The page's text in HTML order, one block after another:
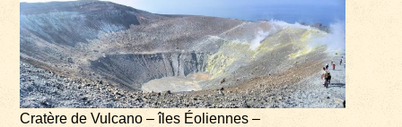
Cratère de Vulcano – îles Éoliennes –